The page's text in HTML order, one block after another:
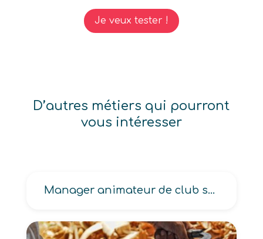
Je veux tester !
D’autres métiers qui pourront
vous intéresser
Manager animateur de club sportif